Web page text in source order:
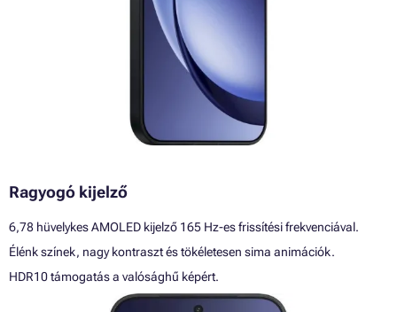
Ragyogó kijelző
6,78 hüvelykes AMOLED kijelző 165 Hz-es frissítési frekvenciával.
Élénk színek, nagy kontraszt és tökéletesen sima animációk.
HDR10 támogatás a valósághű képért.